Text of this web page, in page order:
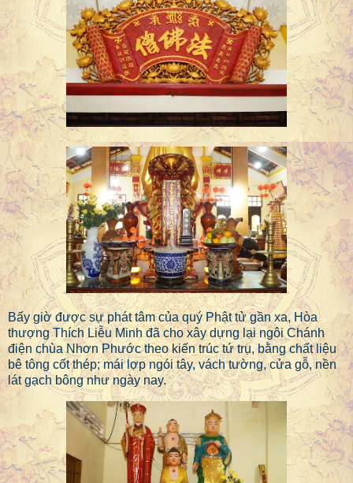
Bấy giờ được sự phát tâm của quý Phật tử gần xa, Hòa
thượng Thích Liễu Minh đã cho xây dựng lại ngôi Chánh
điện chùa Nhơn Phước theo kiến trúc tứ trụ, bằng chất liệu
bê tông cốt thép; mái lợp ngói tây, vách tường, cửa gỗ, nền
lát gạch bông như ngày nay.